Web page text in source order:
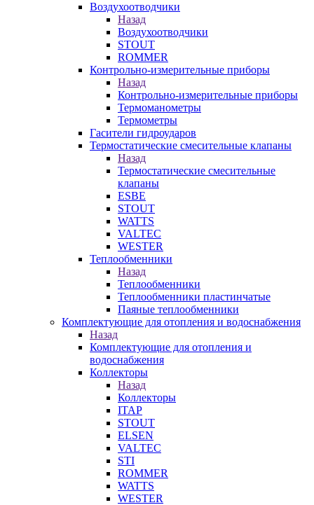
Воздухоотводчики
Назад
Воздухоотводчики
STOUT
ROMMER
Контрольно-измерительные приборы
Назад
Контрольно-измерительные приборы
Термоманометры
Термометры
Гасители гидроударов
Термостатические смесительные клапаны
Назад
Термостатические смесительные
клапаны
ESBE
STOUT
WATTS
VALTEC
WESTER
Теплообменники
Назад
Теплообменники
Теплообменники пластинчатые
Паяные теплообменники
Комплектующие для отопления и водоснабжения
Назад
Комплектующие для отопления и
водоснабжения
Коллекторы
Назад
Коллекторы
ITAP
STOUT
ELSEN
VALTEC
STI
ROMMER
WATTS
WESTER